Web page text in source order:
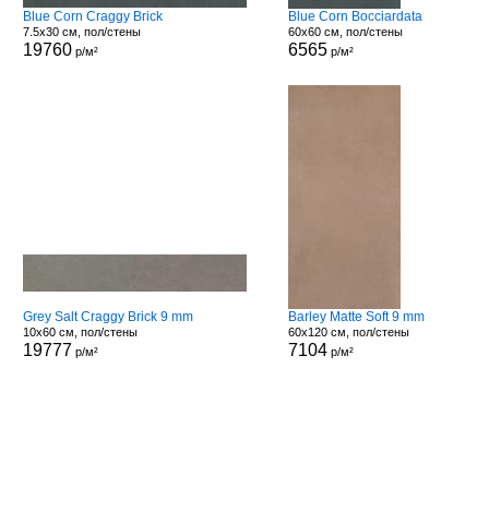
Blue Corn Craggy Brick
7.5x30 см, пол/стены
19760р/м²
Blue Corn Bocciardata
60x60 см, пол/стены
6565 р/м²
Grey Salt Craggy Brick 9 mm
10x60 см, пол/стены
19777 р/м²
Barley Matte Soft 9 mm
60x120 см, пол/стены
7104 р/м²